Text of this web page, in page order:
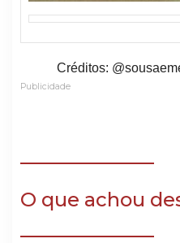
Créditos:
Publicidade
O que achou